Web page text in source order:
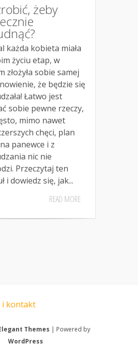
żeby
każda kobieta miała
życiu etap, w
złożyła sobie samej
że będzie się
Łatwo jest
sobie pewne rzeczy,
mimo nawet
chęci, plan
panewce i z
nic nie
Przeczytaj ten
i dowiedz się, jak...
READ MORE
i kontakt
Themes | Powered by
WordPress